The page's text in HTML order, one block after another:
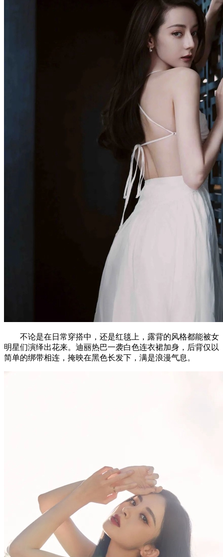
不论是在日常穿搭中，还是红毯上，露背的风格都能被女
明星们演绎出花来。迪丽热巴一袭白色连衣裙加身，后背仅以
简单的绑带相连，掩映在黑色长发下，满是浪漫气息。